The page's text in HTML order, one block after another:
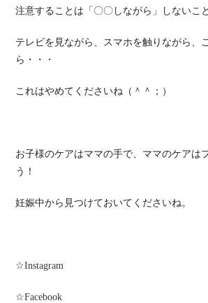
注意することは「〇〇しながら」しないこ
テレビを見ながら、スマホを触りながら、
ら・・・
これはやめてくださいね（＾＾；）
お子様のケアはママの手で、ママのケアは
う！
妊娠中から見つけておいてくださいね。
☆Instagram
☆Facebook